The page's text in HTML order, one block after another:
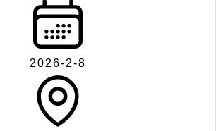
2026-2-8